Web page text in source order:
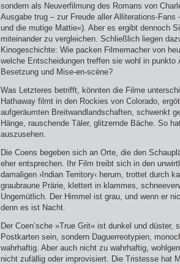
sondern als Neuverfilmung des Romans von
Ausgabe trug – zur Freude aller Alliterations-Fans
und die mutige Mattie«). Aber es ergibt dennoch
miteinander zu vergleichen. Schließlich liegen
Kinogeschichte: Wie packen Filmemacher von
welche Entscheidungen treffen sie wohl in punkto
Besetzung und Mise-en-scène?
Was Letzteres betrifft, könnten die Filme
Hathaway filmt in den Rockies von Colorado,
aufgeräumten Breitwandlandschaften, schwenkt
Hänge, rauschende Täler, glitzernde Bäche. So
auszusehen.
Die Coens begeben sich an Orte, die den
eher entsprechen. Ihr Film treibt sich in den
damaligen ›Indian Territory‹ herum, trottet durch
graubraune Prärie, klettert in klammes,
Ungemütlich. Der Himmel ist grau, und wenn er
denn es ist Nacht.
Der Coen’sche »True Grit« ist dunkel und düster,
Postkarten sein, sondern Daguerreotypien,
wahrhaftig. Aber auch nicht zu wahrhaftig,
nicht zufällig oder improvisiert. Die Tristesse hat